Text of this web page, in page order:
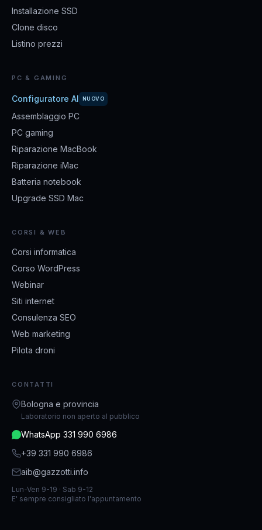
Installazione SSD
Clone disco
Listino prezzi
PC & GAMING
Configuratore AI NUOVO
Assemblaggio PC
PC gaming
Riparazione MacBook
Riparazione iMac
Batteria notebook
Upgrade SSD Mac
CORSI & WEB
Corsi informatica
Corso WordPress
Webinar
Siti internet
Consulenza SEO
Web marketing
Pilota droni
CONTATTI
Bologna e provincia
Laboratorio non aperto al pubblico
WhatsApp 331 990 6986
+39 331 990 6986
aib@gazzotti.info
Lun-Ven 9-19 · Sab 9-12
E' sempre consigliato l'appuntamento